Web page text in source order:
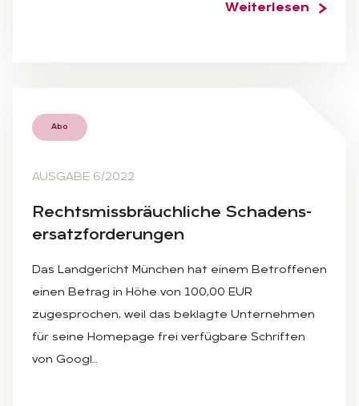
Weiterlesen
Abo
AUSGABE 6/2022
Rechts­miss­bräuch­li­che Scha­dens­
er­satz­for­de­run­gen
Das Landgericht München hat einem Betroffenen
einen Betrag in Höhe von 100,00 EUR
zugesprochen, weil das beklagte Unternehmen
für seine Homepage frei verfügbare Schriften
von Googl…